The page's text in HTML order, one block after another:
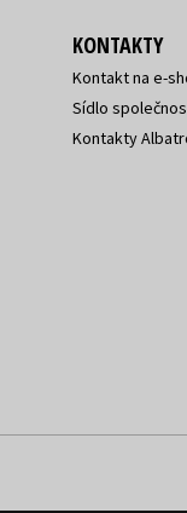
KONTAKTY
Kontakt na e-
Sídlo
Kontakty